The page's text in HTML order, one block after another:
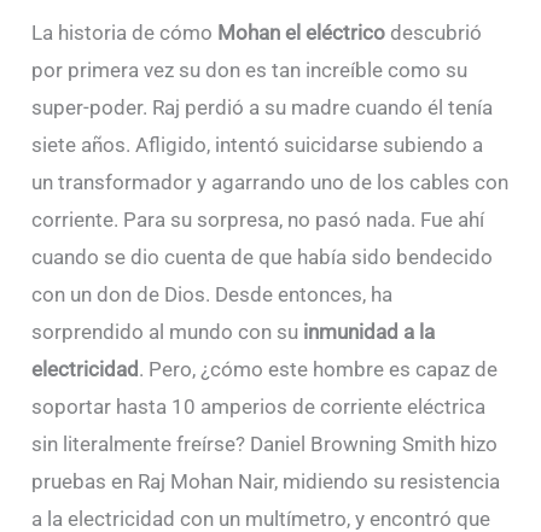
La historia de cómo Mohan el eléctrico descubrió
por primera vez su don es tan increíble como su
super-poder. Raj perdió a su madre cuando él tenía
siete años. Afligido, intentó suicidarse subiendo a
un transformador y agarrando uno de los cables con
corriente. Para su sorpresa, no pasó nada. Fue ahí
cuando se dio cuenta de que había sido bendecido
con un don de Dios. Desde entonces, ha
sorprendido al mundo con su inmunidad a la
electricidad. Pero, ¿cómo este hombre es capaz de
soportar hasta 10 amperios de corriente eléctrica
sin literalmente freírse? Daniel Browning Smith hizo
pruebas en Raj Mohan Nair, midiendo su resistencia
a la electricidad con un multímetro, y encontró que